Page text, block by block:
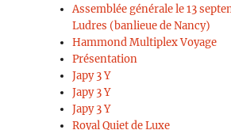
Assemblée générale le 13
Ludres (banlieue de Nancy)
Hammond Multiplex Voyage
Présentation
Japy 3 Y
Japy 3 Y
Japy 3 Y
Royal Quiet de Luxe